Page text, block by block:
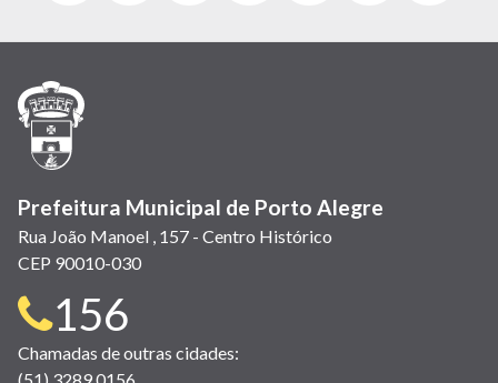
em
janela)
em
em
(link
em
em
em
Prefeitura Municipal de Porto Alegre
Rua João Manoel , 157 - Centro Histórico
CEP 90010-030
Telefone
para
156
Chamadas de outras cidades: